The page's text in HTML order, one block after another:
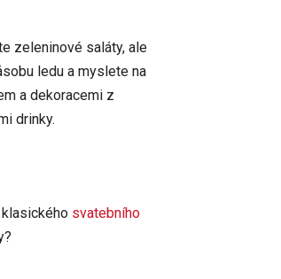
zeleninové saláty, ale
ledu a myslete na
a dekoracemi z
drinky.
svatebního